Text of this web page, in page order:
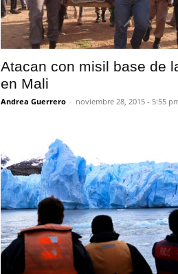
Atacan con misil base de
en Mali
Andrea Guerrero - noviembre 28, 2015 - 5:55